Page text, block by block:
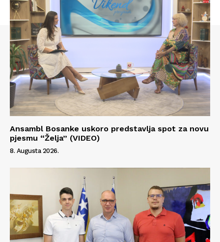
Info
Kontakt
Impressum
Ansambl Bosanke uskoro predstavlja spot za novu
pjesmu “Želja” (VIDEO)
8. Augusta 2026.